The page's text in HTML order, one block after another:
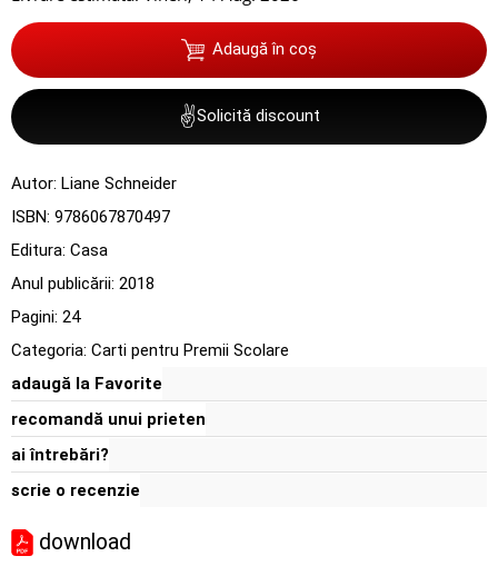
Adaugă în coș
✌Solicită discount
Autor: Liane Schneider
ISBN: 9786067870497
Editura: Casa
Anul publicării: 2018
Pagini: 24
Categoria: Carti pentru Premii Scolare
adaugă la Favorite
recomandă unui prieten
ai întrebări?
scrie o recenzie
download